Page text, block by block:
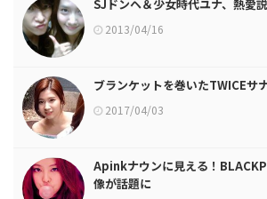
SJドンヘ＆少女時代ユナ、熱愛
2013/04/16
ブランケットを巻いたTWICEサ
2017/04/03
Apinkナウンに見える！
像が話題に